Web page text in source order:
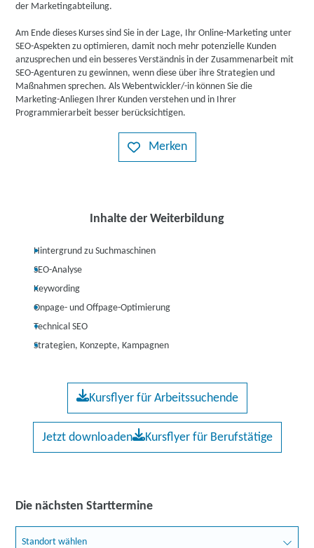
der Marketingabteilung.
Am Ende dieses Kurses sind Sie in der Lage, Ihr Online-Marketing unter
SEO-Aspekten zu optimieren, damit noch mehr potenzielle Kunden
anzusprechen und ein besseres Verständnis in der Zusammenarbeit mit
SEO-Agenturen zu gewinnen, wenn diese über ihre Strategien und
Maßnahmen sprechen. Als Webentwickler/-in können Sie die
Marketing-Anliegen Ihrer Kunden verstehen und in Ihrer
Programmierarbeit besser berücksichtigen.
Merken
Inhalte der Weiterbildung
Hintergrund zu Suchmaschinen
SEO-Analyse
Keywording
Onpage- und Offpage-Optimierung
Technical SEO
Strategien, Konzepte, Kampagnen
Kursflyer für Arbeitssuchende
Jetzt downloaden Kursflyer für Berufstätige
Die nächsten Starttermine
Standort wählen